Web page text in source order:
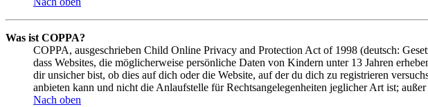
Was ist COPPA?
COPPA, ausgeschrieben Child Online Privacy and Protection Act of 1998 (deutsch:
dass Websites, die möglicherweise persönliche Daten von Kindern unter 13 Jahren
dir unsicher bist, ob dies auf dich oder die Website, auf der du dich zu registrieren
anbieten kann und nicht die Anlaufstelle für Rechtsangelegenheiten jeglicher Art ist;
Nach oben